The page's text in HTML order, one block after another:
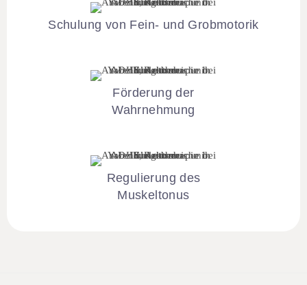
Schulung von Fein- und Grobmotorik​
Förderung der
Wahrnehmung
Regulierung des
Muskeltonus